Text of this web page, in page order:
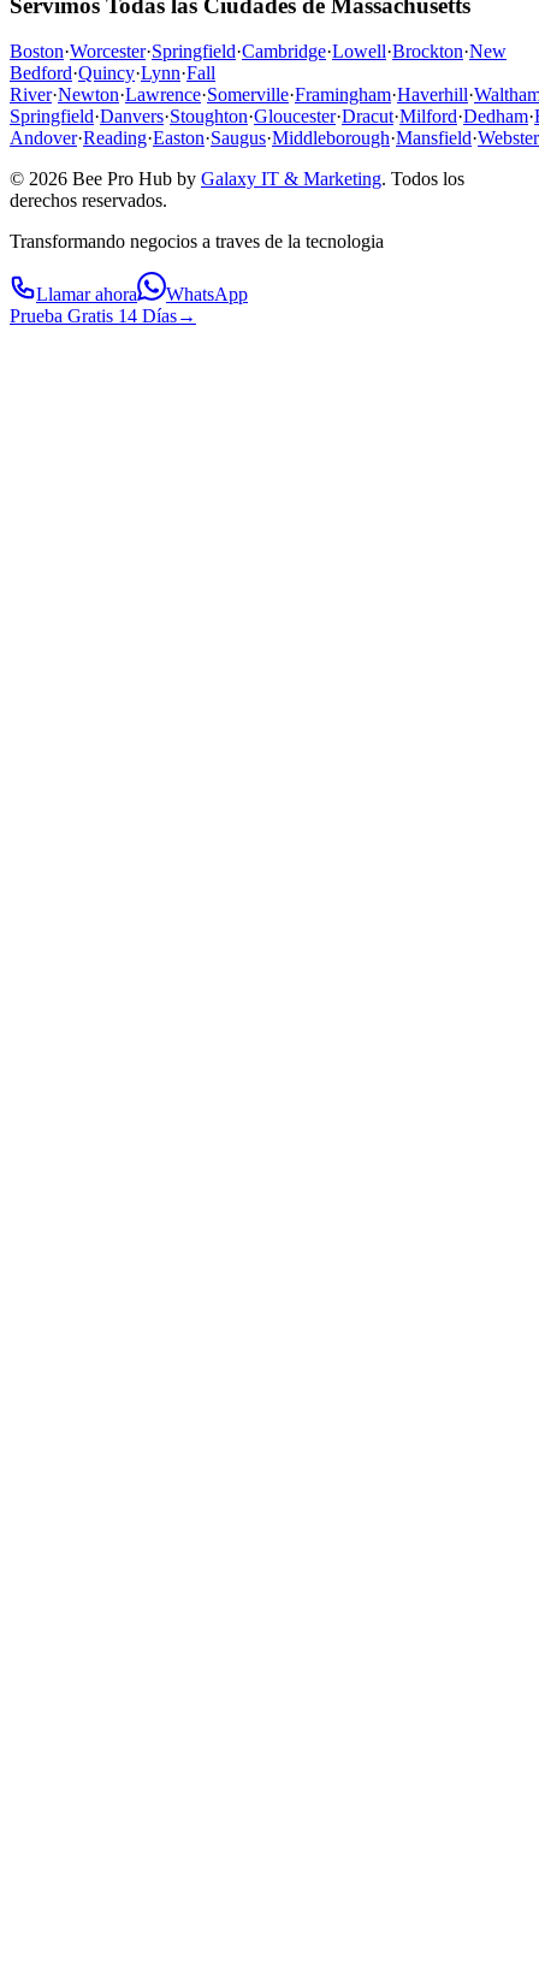
Boston·Worcester·Springfield·Cambridge·Lowell·Brockton·New
Bedford·Quincy·Lynn·Fall
River·Newton·Lawrence·Somerville·Framingham·Haverhill·
Springfield·Danvers·Stoughton·Gloucester·Dracut·Milford·Dedham·
Andover·Reading·Easton·Saugus·Middleborough·Mansfield·Webster
© 2026 Bee Pro Hub by Galaxy IT & Marketing. Todos los
derechos reservados.
Transformando negocios a traves de la tecnologia
Llamar ahora
WhatsApp
Prueba Gratis 14 Días→